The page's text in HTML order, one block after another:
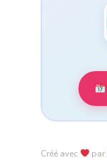
Créé avec par